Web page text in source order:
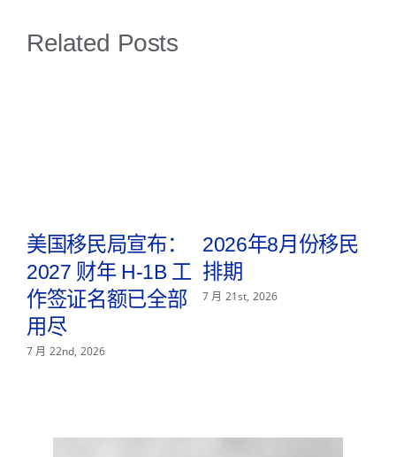
Related Posts
美国移民局宣布：
2027 财年 H-1B 工
作签证名额已全部
用尽
7 月 22nd, 2026
2026年8月份移民
排期
7 月 21st, 2026